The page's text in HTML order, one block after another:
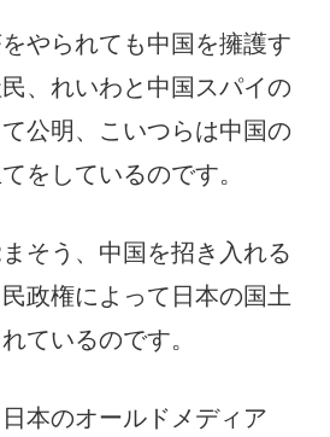
やられても中国を擁護す
、れいわと中国スパイの
公明、こいつらは中国の
をしているのです。
そう、中国を招き入れる
政権によって日本の国土
ているのです。
本のオールドメディア